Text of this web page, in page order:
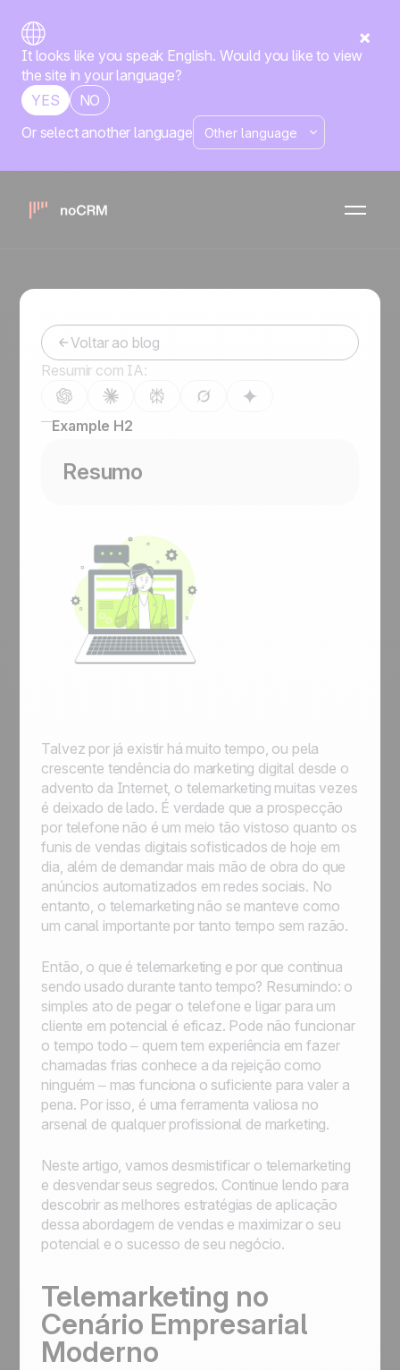
It looks like you speak English. Would you like to view
the site in your language?
YES
NO
Or select another language
O que é Telemarketing e
Como Aumentar as Vendas
Voltar ao blog
Resumir com IA:
Example H2
Resumo
Talvez por já existir há muito tempo, ou pela
crescente tendência do marketing digital desde o
advento da Internet, o telemarketing muitas vezes
é deixado de lado. É verdade que a prospecção
por telefone não é um meio tão vistoso quanto os
funis de vendas digitais sofisticados de hoje em
dia, além de demandar mais mão de obra do que
anúncios automatizados em redes sociais. No
entanto, o telemarketing não se manteve como
um canal importante por tanto tempo sem razão.
Então, o que é telemarketing e por que continua
sendo usado durante tanto tempo? Resumindo: o
simples ato de pegar o telefone e ligar para um
cliente em potencial é eficaz. Pode não funcionar
o tempo todo – quem tem experiência em fazer
chamadas frias conhece a da rejeição como
ninguém – mas funciona o suficiente para valer a
pena. Por isso, é uma ferramenta valiosa no
arsenal de qualquer profissional de marketing.
Neste artigo, vamos desmistificar o telemarketing
e desvendar seus segredos. Continue lendo para
descobrir as melhores estratégias de aplicação
dessa abordagem de vendas e maximizar o seu
potencial e o sucesso de seu negócio.
Telemarketing no
Cenário Empresarial
Moderno